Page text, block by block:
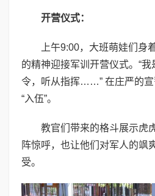
开营仪式：
上午9:00，大班萌娃们身
的精神迎接军训开营仪式。“
令，听从指挥……” 在庄严的
“入伍”。
教官们带来的格斗展示虎
阵惊呼，也让他们对军人的飒
受。